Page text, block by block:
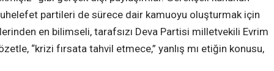
partileri de sürece dair kamuoyu oluşturmak için
en bilimseli, tarafsızı Deva Partisi milletvekili Evrim
“krizi fırsata tahvil etmece,” yanlış mı etiğin konusu,